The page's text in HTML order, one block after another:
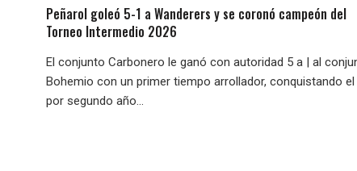
Peñarol goleó 5-1 a Wanderers y se coronó campeón del
Torneo Intermedio 2026
El conjunto Carbonero le ganó con autoridad 5 a | al
Bohemio con un primer tiempo arrollador, conquistando
por segundo año...